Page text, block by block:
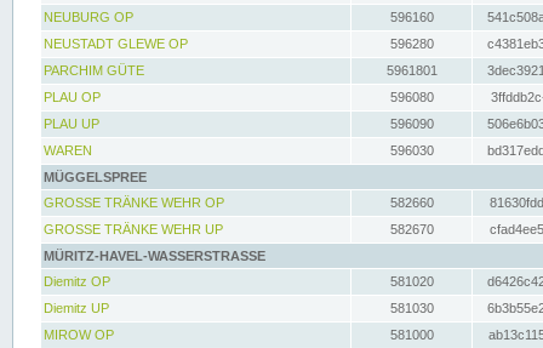
NEUBURG OP
596160
NEUSTADT GLEWE OP
596280
PARCHIM GÜTE
5961801
PLAU OP
596080
PLAU UP
596090
WAREN
596030
MÜGGELSPREE
GROSSE TRÄNKE WEHR OP
582660
GROSSE TRÄNKE WEHR UP
582670
MÜRITZ-HAVEL-WASSERSTRASSE
Diemitz OP
581020
Diemitz UP
581030
MIROW OP
581000